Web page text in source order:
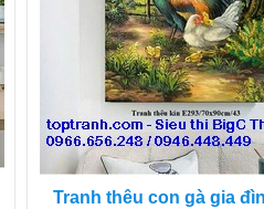
Tranh thêu con gà gia